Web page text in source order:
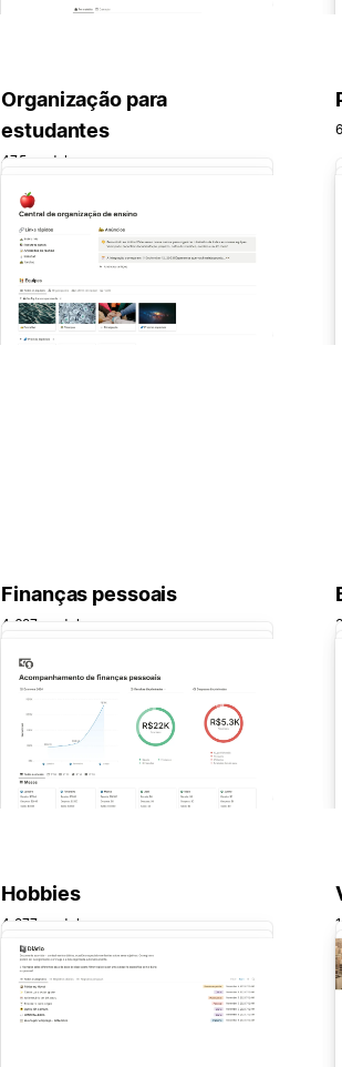
Organização para
estudantes
475 modelos
Finanças pessoais
4.627 modelos
Hobbies
4.277 modelos